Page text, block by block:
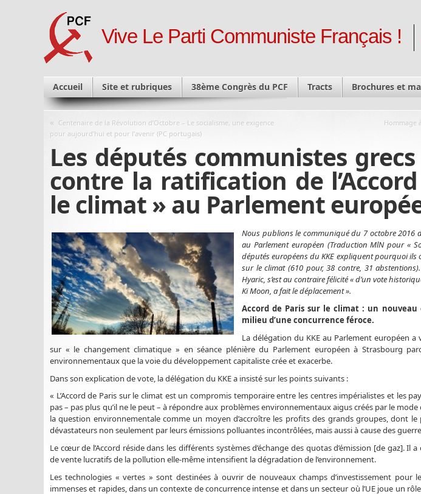
Vive Le Parti Communiste Français !
Accueil Site et rubriques 38ème Congrès du PCF Tracts Brochures et
« Centenaire de la Révolution d’Octobre – Le socialisme, une exigence
pour aujourd’hui et pour l’avenir (PC portugais)
Hommage
Les députés communistes
contre la ratification de
le climat » au Parlement
Nous publions le communiqué du 7 octobre 2016
au Parlement européen (Traduction MlN pour «
députés européens du KKE expliquent pourquoi ils
sur le climat (610 pour, 38 contre, 31
Hyaric, s’est au contraire félicité « d’un vote
Ki Moon, a fait le déplacement ».
Accord de Paris sur le climat : un
milieu d’une concurrence féroce.
La délégation du KKE au Parlement européen
sur « le changement climatique » en séance plénière du Parlement européen à Strasbourg
environnementaux que la voie du développement capitaliste crée et exacerbe.
Dans son explication de vote, la délégation du KKE a insisté sur les points suivants :
« L’Accord de Paris sur le climat est un compromis temporaire entre les centres impérialistes et les
pas – pas plus qu’il ne le peut – à répondre aux problèmes environnementaux aigus créés par le
la question environnementale comme un moyen d’accroître les profits des grands groupes, dont
dévastateurs non seulement par leurs émissions polluantes incontrôlées, mais aussi à cause des
Le cœur de l’Accord réside dans les différents systèmes d’échange des quotas d’émission [de gaz]. Il
de vente lucratifs de la pollution elle-même intensifient la dégradation de l’environnement.
Les technologies « vertes » sont destinées à ouvrir de nouveaux champs d’investissement pour
immenses et rapides, dans un contexte de concurrence intense et dans un secteur où l’UE joue un